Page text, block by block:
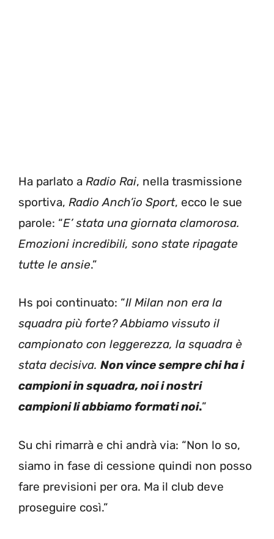
Ha parlato a Radio Rai, nella trasmissione
sportiva, Radio Anch’io Sport, ecco le sue
parole: “E’ stata una giornata clamorosa.
Emozioni incredibili, sono state ripagate
tutte le ansie.”
Hs poi continuato: “Il Milan non era la
squadra più forte? Abbiamo vissuto il
campionato con leggerezza, la squadra è
stata decisiva. Non vince sempre chi ha i
campioni in squadra, noi i nostri
campioni li abbiamo formati noi.”
Su chi rimarrà e chi andrà via: “Non lo so,
siamo in fase di cessione quindi non posso
fare previsioni per ora. Ma il club deve
proseguire così.”